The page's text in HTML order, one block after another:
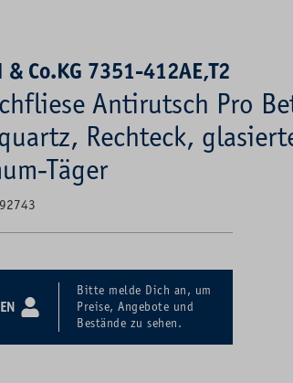
Co.KG 7351-412AE,T2
Antirutsch Pro
Rechteck,
Täger
Bitte melde Dich an, um
Preise, Angebote und
Bestände zu sehen.